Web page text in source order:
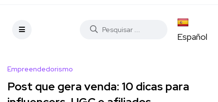
Español
Empreendedorismo
Post que gera venda: 10 dicas para